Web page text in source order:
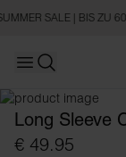
SALE | BIS ZU
Open main menu
Long Sleeve
€ 49.95